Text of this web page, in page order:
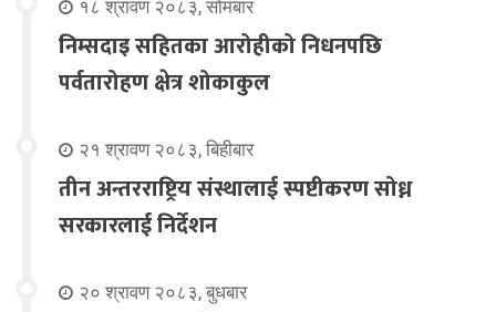
१८ श्रावण २०८३, सोमबार
निम्सदाइ सहितका आरोहीको निधनपछि
पर्वतारोहण क्षेत्र शोकाकुल
२१ श्रावण २०८३, बिहीबार
तीन अन्तरराष्ट्रिय संस्थालाई स्पष्टीकरण सोध्न
सरकारलाई निर्देशन
२० श्रावण २०८३, बुधबार